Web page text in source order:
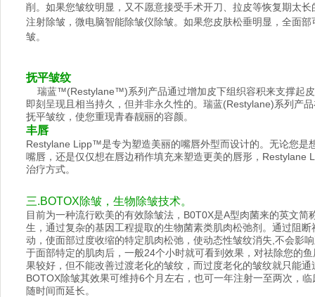
削。如果您皱纹明显，又不愿意接受手术开刀、拉皮等恢复期太
注射除皱，微电脑智能除皱仪除皱。如果您皮肤松垂明显，全面
皱。
抚平皱纹
瑞蓝™(Restylane™)系列产品通过增加皮下组织容积来支撑起皮
即刻呈现且相当持久，但并非永久性的。瑞蓝(Restylane)系列产
抚平皱纹，使您重现青春靓丽的容颜。
丰唇
Restylane Lipp™是专为塑造美丽的嘴唇外型而设计的。无论您是
嘴唇，还是仅仅想在唇边稍作填充来塑造更美的唇形，Restylane
治疗方式。
三.BOTOX除皱，生物除皱技术。
目前为一种流行欧美的有效除皱法，B0T0X是A型肉菌来的英文简
生，通过复杂的基因工程提取的生物菌素类肌肉松弛剂。通过阻
动，使面部过度收缩的特定肌肉松弛，使动态性皱纹消失,不会影
于面部特定的肌肉后，一般24个小时就可看到效果，对祛除您的
果较好，但不能改善过渡老化的皱纹，而过度老化的皱纹就只能
BOTOX除皱其效果可维持6个月左右，也可一年注射一至两次，
随时间而延长。